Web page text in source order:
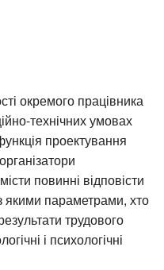
окремого працівника
технічних умовах
проектування
повинні відповісти
якими параметрами, хто
трудового
і психологічні